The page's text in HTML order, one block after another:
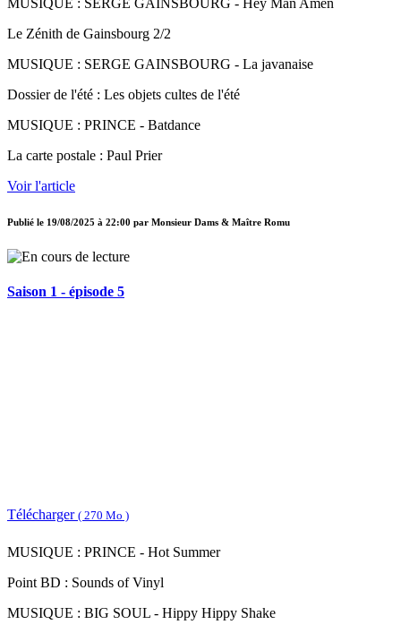
MUSIQUE : SERGE GAINSBOURG - Hey Man Amen
Le Zénith de Gainsbourg 2/2
MUSIQUE : SERGE GAINSBOURG - La javanaise
Dossier de l'été : Les objets cultes de l'été
MUSIQUE : PRINCE - Batdance
La carte postale : Paul Prier
Voir l'article
Publié le 19/08/2025 à 22:00 par Monsieur Dams & Maître Romu
Saison 1 - épisode 5
Télécharger ( 270 Mo )
MUSIQUE : PRINCE - Hot Summer
Point BD : Sounds of Vinyl
MUSIQUE : BIG SOUL - Hippy Hippy Shake